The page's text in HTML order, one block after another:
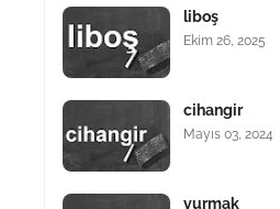
liboş
Ekim 26, 2025
cihangir
Mayıs 03, 2024
vurmak